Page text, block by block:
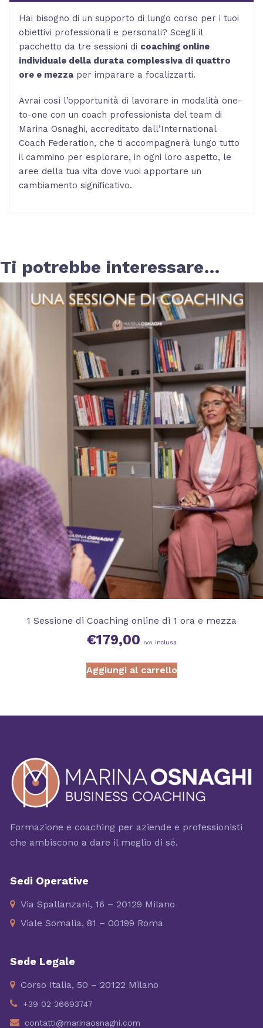
mezza
quantità
Hai bisogno di un supporto di lungo corso per i tuoi
obiettivi professionali e personali? Scegli il
pacchetto da tre sessioni di coaching online
individuale della durata complessiva di quattro
ore e mezza per imparare a focalizzarti.
Avrai così l’opportunità di lavorare in modalità one-
to-one con un coach professionista del team di
Marina Osnaghi, accreditato dall’International
Coach Federation, che ti accompagnerà lungo tutto
il cammino per esplorare, in ogni loro aspetto, le
aree della tua vita dove vuoi apportare un
cambiamento significativo.
Ti potrebbe interessare…
1 Sessione di Coaching online di 1 ora e mezza
€179,00 IVA inclusa
Aggiungi al carrello
Formazione e coaching per aziende e professionisti
che ambiscono a dare il meglio di sé.
Sedi Operative
Via Spallanzani, 16 – 20129 Milano
Viale Somalia, 81 – 00199 Roma
Sede Legale
Corso Italia, 50 – 20122 Milano
+39 02 36693747
contatti@marinaosnaghi.com